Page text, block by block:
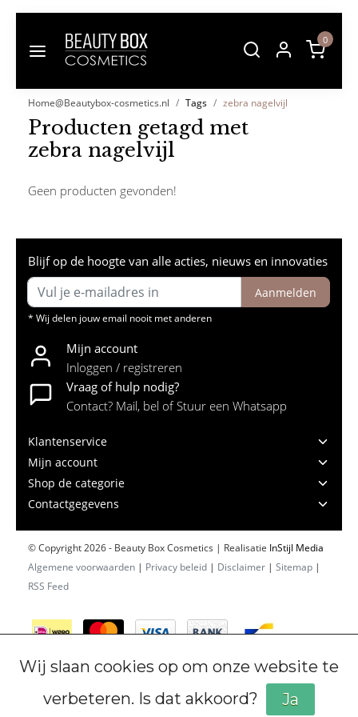
0
Home@Beautybox-cosmetics.nl Tags zebra nagelvijl
Producten getagd met
zebra nagelvijl
Geen producten gevonden!
Blijf op de hoogte van alle acties, nieuws en innovaties
Aanmelden
* Wij delen jouw email nooit met anderen
Mijn account
Inloggen / registreren
Vraag of hulp nodig?
Contact? Mail, bel of Stuur een Whatsapp
Klantenservice
Mijn account
Shop de categorie
Contactgegevens
© Copyright 2026 - Beauty Box Cosmetics | Realisatie InStijl Media
Algemene voorwaarden | Privacy beleid | Disclaimer | Sitemap |
RSS Feed
Wij slaan cookies op om onze website te
verbeteren. Is dat akkoord?
Ja